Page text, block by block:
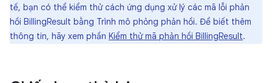
tế, bạn có thể kiểm thử cách ứng dụng xử lý các mã lỗi phản
hồi BillingResult bằng Trình mô phỏng phản hồi. Để biết thêm
thông tin, hãy xem phần Kiểm thử mã phản hồi BillingResult.